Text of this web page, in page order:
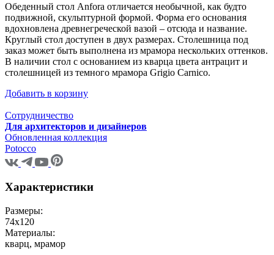
Обеденный стол Anfora отличается необычной, как будто
подвижной, скульптурной формой. Форма его основания
вдохновлена древнегреческой вазой – отсюда и название.
Круглый стол доступен в двух размерах. Столешница под
заказ может быть выполнена из мрамора нескольких оттенков.
В наличии стол с основанием из кварца цвета антрацит и
столешницей из темного мрамора Grigio Carnico.
Добавить в корзину
Сотрудничество
Для архитекторов и дизайнеров
Обновленная коллекция
Potocco
Характеристики
Размеры:
74x120
Материалы:
кварц, мрамор